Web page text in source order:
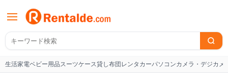
生活家電ベビー用品スーツケース貸し布団レンタカーパソコンカメラ・デジカメ